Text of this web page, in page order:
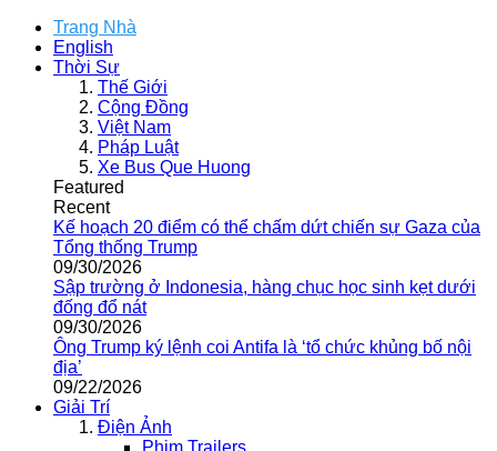
Trang Nhà
English
Thời Sự
Thế Giới
Cộng Đồng
Việt Nam
Pháp Luật
Xe Bus Que Huong
Featured
Recent
Kế hoạch 20 điểm có thể chấm dứt chiến sự Gaza của
Tổng thống Trump
09/30/2026
Sập trường ở Indonesia, hàng chục học sinh kẹt dưới
đống đổ nát
09/30/2026
Ông Trump ký lệnh coi Antifa là ‘tổ chức khủng bố nội
địa’
09/22/2026
Giải Trí
Điện Ảnh
Phim Trailers